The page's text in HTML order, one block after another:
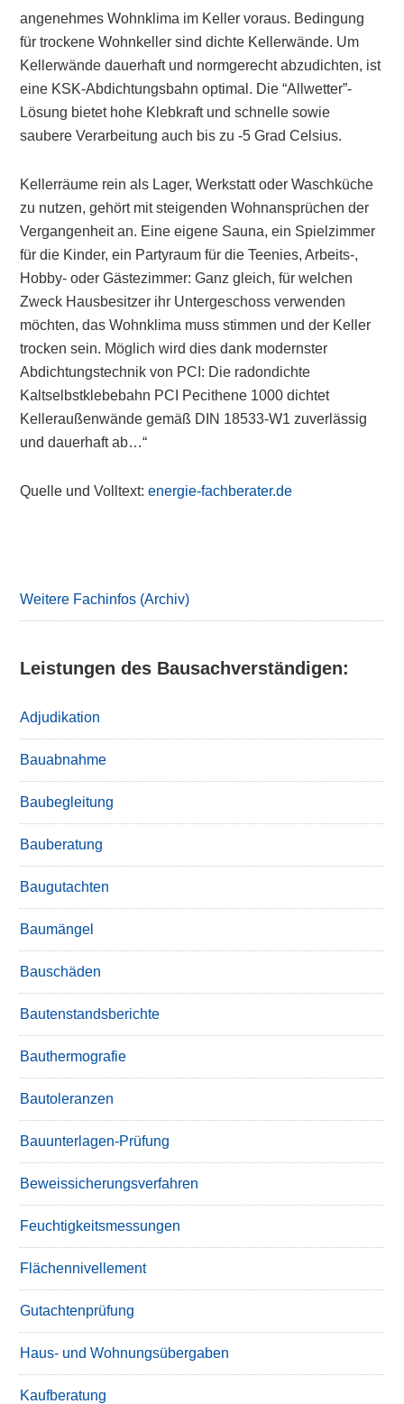
angenehmes Wohnklima im Keller voraus. Bedingung
für trockene Wohnkeller sind dichte Kellerwände. Um
Kellerwände dauerhaft und normgerecht abzudichten, ist
eine KSK-Abdichtungsbahn optimal. Die “Allwetter”-
Lösung bietet hohe Klebkraft und schnelle sowie
saubere Verarbeitung auch bis zu -5 Grad Celsius.
Kellerräume rein als Lager, Werkstatt oder Waschküche
zu nutzen, gehört mit steigenden Wohnansprüchen der
Vergangenheit an. Eine eigene Sauna, ein Spielzimmer
für die Kinder, ein Partyraum für die Teenies, Arbeits-,
Hobby- oder Gästezimmer: Ganz gleich, für welchen
Zweck Hausbesitzer ihr Untergeschoss verwenden
möchten, das Wohnklima muss stimmen und der Keller
trocken sein. Möglich wird dies dank modernster
Abdichtungstechnik von PCI: Die radondichte
Kaltselbstklebebahn PCI Pecithene 1000 dichtet
Kelleraußenwände gemäß DIN 18533-W1 zuverlässig
und dauerhaft ab…“
Quelle und Volltext:energie-fachberater.de
Weitere Fachinfos (Archiv)
Leistungen des Bausachverständigen:
Adjudikation
Bauabnahme
Baubegleitung
Bauberatung
Baugutachten
Baumängel
Bauschäden
Bautenstandsberichte
Bauthermografie
Bautoleranzen
Bauunterlagen-Prüfung
Beweissicherungsverfahren
Feuchtigkeitsmessungen
Flächennivellement
Gutachtenprüfung
Haus- und Wohnungsübergaben
Kaufberatung